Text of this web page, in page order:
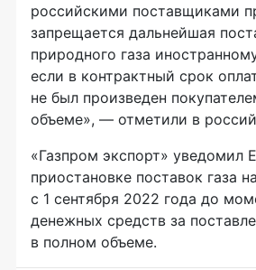
российскими поставщиками
запрещается дальнейшая
природного газа
если в контрактный срок
не был произведен
объеме», — отметили в
«Газпром экспорт» уведомил
приостановке поставок газа
с 1 сентября 2022 года до
денежных средств за
в полном объеме.